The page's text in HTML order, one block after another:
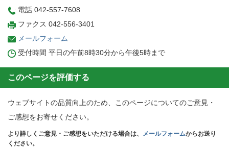
電話 042-557-7608
ファクス 042-556-3401
メールフォーム
受付時間 平日の午前8時30分から午後5時まで
このページを評価する
ウェブサイトの品質向上のため、このページについてのご意見・
ご感想をお寄せください。
より詳しくご意見・ご感想をいただける場合は、 メールフォームからお送り
ください。